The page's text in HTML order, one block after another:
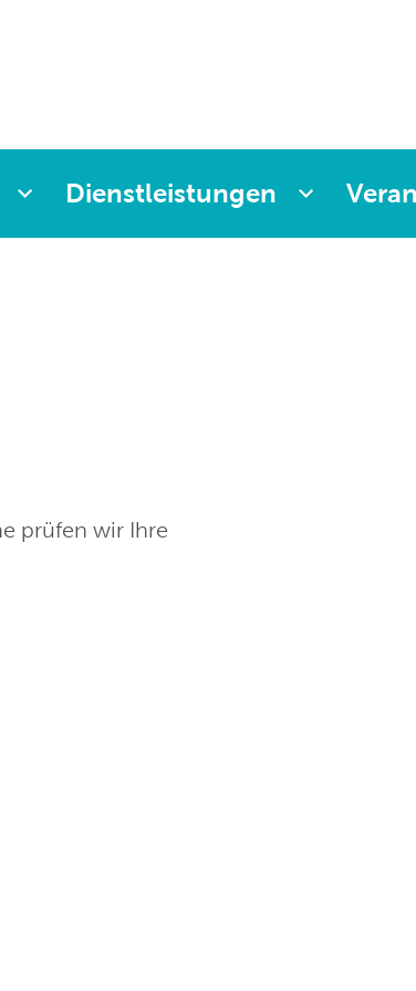
Dienstleistungen
prüfen wir Ihre